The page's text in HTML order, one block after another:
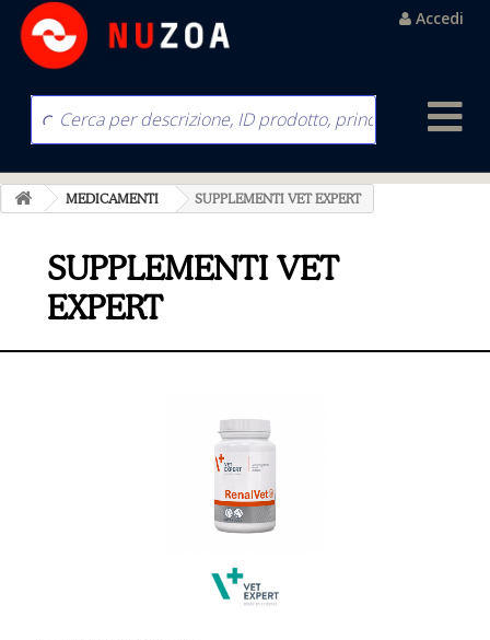
Accedi
MEDICAMENTI SUPPLEMENTI VET EXPERT
SUPPLEMENTI VET
EXPERT